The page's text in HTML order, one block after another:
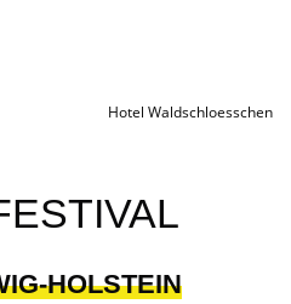
Hotel Waldschloesschen
HOLSTEIN